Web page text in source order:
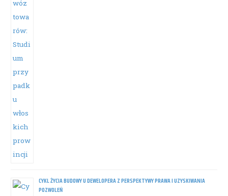
CYKL ŻYCIA BUDOWY U DEWELOPERA Z PERSPEKTYWY PRAWA I UZYSKIWANIA
POZWOLEŃ